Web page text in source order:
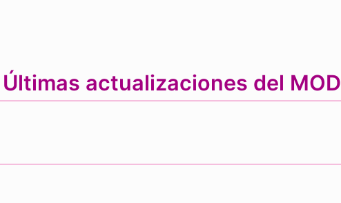
Últimas actualizaciones del MOD